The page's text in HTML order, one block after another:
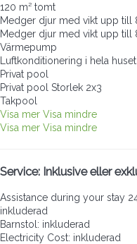
120 m² tomt
Medger djur med vikt upp till
Medger djur med vikt upp till
Värmepump
Luftkonditionering i hela huset
Privat pool
Privat pool Storlek 2x3
Takpool
Visa mer Visa mindre
Visa mer Visa mindre
Service: Inklusive eller
Assistance during your stay
inkluderad
Barnstol: inkluderad
Electricity Cost: inkluderad